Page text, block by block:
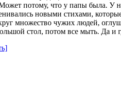
потому, что у папы была. У
новыми стихами,
множество чужих людей,
стол, потом все мыть. Да и